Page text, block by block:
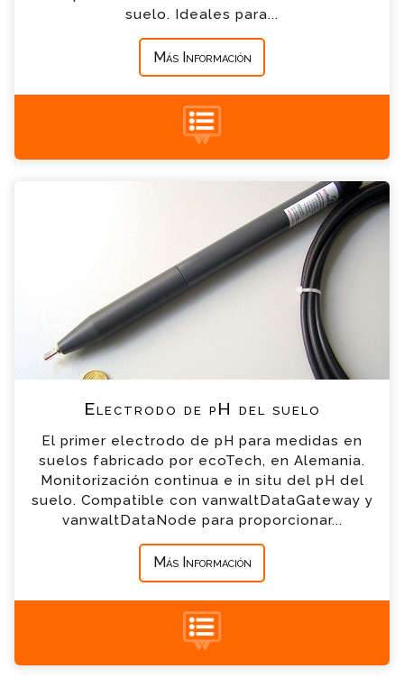
suelo. Ideales para...
Más Información
+34 935 900 007
Electrodo de pH del suelo
El primer electrodo de pH para medidas en
suelos fabricado por ecoTech, en Alemania.
Monitorización continua e in situ del pH del
suelo. Compatible con vanwaltDataGateway y
vanwaltDataNode para proporcionar...
Más Información
Electrodo de pH del suelo Consulta
Por favor completa el formulario, un miembro
de nuestro equipo contactara contigo en
breve
Nombre
*
Empresa
*
Mensaje
*
+34 935 900 007